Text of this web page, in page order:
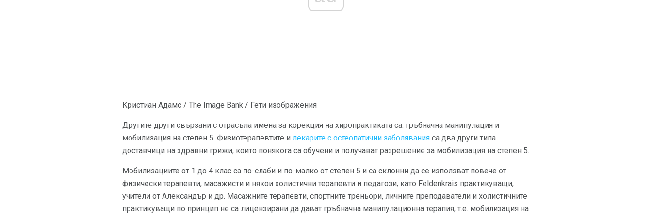
Кристиан Адамс / The Image Bank / Гети изображения
Другите други свързани с отрасъла имена за корекция на хиропрактиката са: гръбначна манипулация и
мобилизация на степен 5. Физиотерапевтите и лекарите с остеопатични заболявания са два други типа
доставчици на здравни грижи, които понякога са обучени и получават разрешение за мобилизация на степен 5.
Мобилизациите от 1 до 4 клас са по-слаби и по-малко от степен 5 и са склонни да се използват повече от
физически терапевти, масажисти и някои холистични терапевти и педагози, като Feldenkrais практикуващи,
учители от Александър и др. Масажните терапевти, спортните треньори, личните преподаватели и холистичните
практикуващи по принцип не са лицензирани да дават гръбначна манипулационна терапия, т.е. мобилизация на